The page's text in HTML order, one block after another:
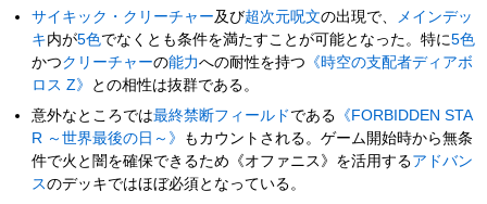
サイキック・クリーチャー及び超次元呪文の出現で、
メインデッ
キ内が5色でなくとも条件を満たすことが可能となった。特に5色
かつクリーチャーの能力への耐性を持つ 《時空の支配者ディアボ
ロス Z》
との相性は抜群である。
意外なところでは最終禁断フィールド である 《FORBIDDEN STA
R ～世界最後の日～》
もカウントされる。ゲーム開始時から無条
件で火と闇を確保できるため《オファニス》を活用するアドバン
スのデッキではほぼ必須となっている。